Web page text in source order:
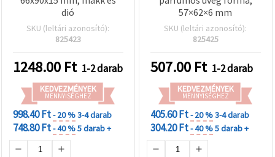
dió
SKU (leltári azonosító):
825423
1248.00 Ft 1-2 darab
KEDVEZMÉNYEK
MENNYISÉGHEZ
998.40 Ft- 20 %3-4 darab
748.80 Ft- 40 %5 darab +
57×62×6 mm
SKU (leltári azonosító):
825425
507.00 Ft 1-2 darab
KEDVEZMÉNYEK
MENNYISÉGHEZ
405.60 Ft- 20 %3-4 darab
304.20 Ft- 40 %5 darab +